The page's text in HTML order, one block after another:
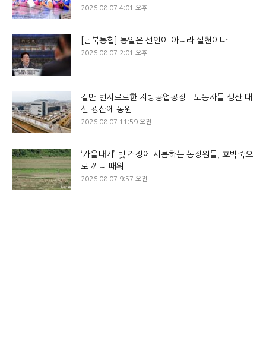
2026.08.07 4:01 오후
[남북통합] 통일은 선언이 아니라 실천이다
2026.08.07 2:01 오후
겉만 번지르르한 지방공업공장…노동자들 생산 대
신 광산에 동원
2026.08.07 11:59 오전
‘가을내기’ 빚 걱정에 시름하는 농장원들, 호박죽으
로 끼니 때워
2026.08.07 9:57 오전